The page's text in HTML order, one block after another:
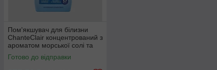
Пом'якшувач для білизни
ChanteClair концентрований з
ароматом морської солі та
квіти 1140 мл 57 прань
Готово до відправки